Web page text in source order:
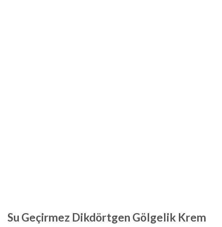
Su Geçirmez Dikdörtgen Gölgelik Krem